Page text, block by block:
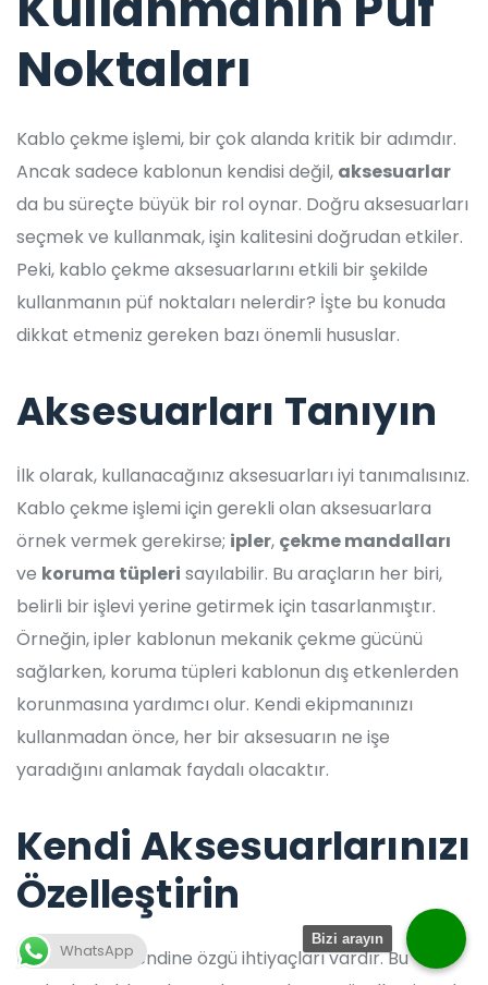
Noktaları
Kablo çekme işlemi, bir çok alanda kritik bir adımdır.
Ancak sadece kablonun kendisi değil, aksesuarlar
da bu süreçte büyük bir rol oynar. Doğru aksesuarları
seçmek ve kullanmak, işin kalitesini doğrudan etkiler.
Peki, kablo çekme aksesuarlarını etkili bir şekilde
kullanmanın püf noktaları nelerdir? İşte bu konuda
dikkat etmeniz gereken bazı önemli hususlar.
Aksesuarları Tanıyın
İlk olarak, kullanacağınız aksesuarları iyi tanımalısınız.
Kablo çekme işlemi için gerekli olan aksesuarlara
örnek vermek gerekirse; ipler, çekme mandalları
ve koruma tüpleri sayılabilir. Bu araçların her biri,
belirli bir işlevi yerine getirmek için tasarlanmıştır.
Örneğin, ipler kablonun mekanik çekme gücünü
sağlarken, koruma tüpleri kablonun dış etkenlerden
korunmasına yardımcı olur. Kendi ekipmanınızı
kullanmadan önce, her bir aksesuarın ne işe
yaradığını anlamak faydalı olacaktır.
Kendi Aksesuarlarınızı
Özelleştirin
Her projenin kendine özgü ihtiyaçları vardır. Bu
WhatsApp
Bizi arayın